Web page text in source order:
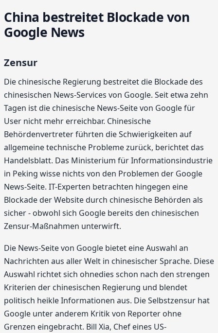
China bestreitet Blockade von
Google News
Zensur
Die chinesische Regierung bestreitet die Blockade des
chinesischen News-Services von Google. Seit etwa zehn
Tagen ist die chinesische News-Seite von Google für
User nicht mehr erreichbar. Chinesische
Behördenvertreter führten die Schwierigkeiten auf
allgemeine technische Probleme zurück, berichtet das
Handelsblatt. Das Ministerium für Informationsindustrie
in Peking wisse nichts von den Problemen der Google
News-Seite. IT-Experten betrachten hingegen eine
Blockade der Website durch chinesische Behörden als
sicher - obwohl sich Google bereits den chinesischen
Zensur-Maßnahmen unterwirft.
Die News-Seite von Google bietet eine Auswahl an
Nachrichten aus aller Welt in chinesischer Sprache. Diese
Auswahl richtet sich ohnedies schon nach den strengen
Kriterien der chinesischen Regierung und blendet
politisch heikle Informationen aus. Die Selbstzensur hat
Google unter anderem Kritik von Reporter ohne
Grenzen eingebracht. Bill Xia, Chef eines US-